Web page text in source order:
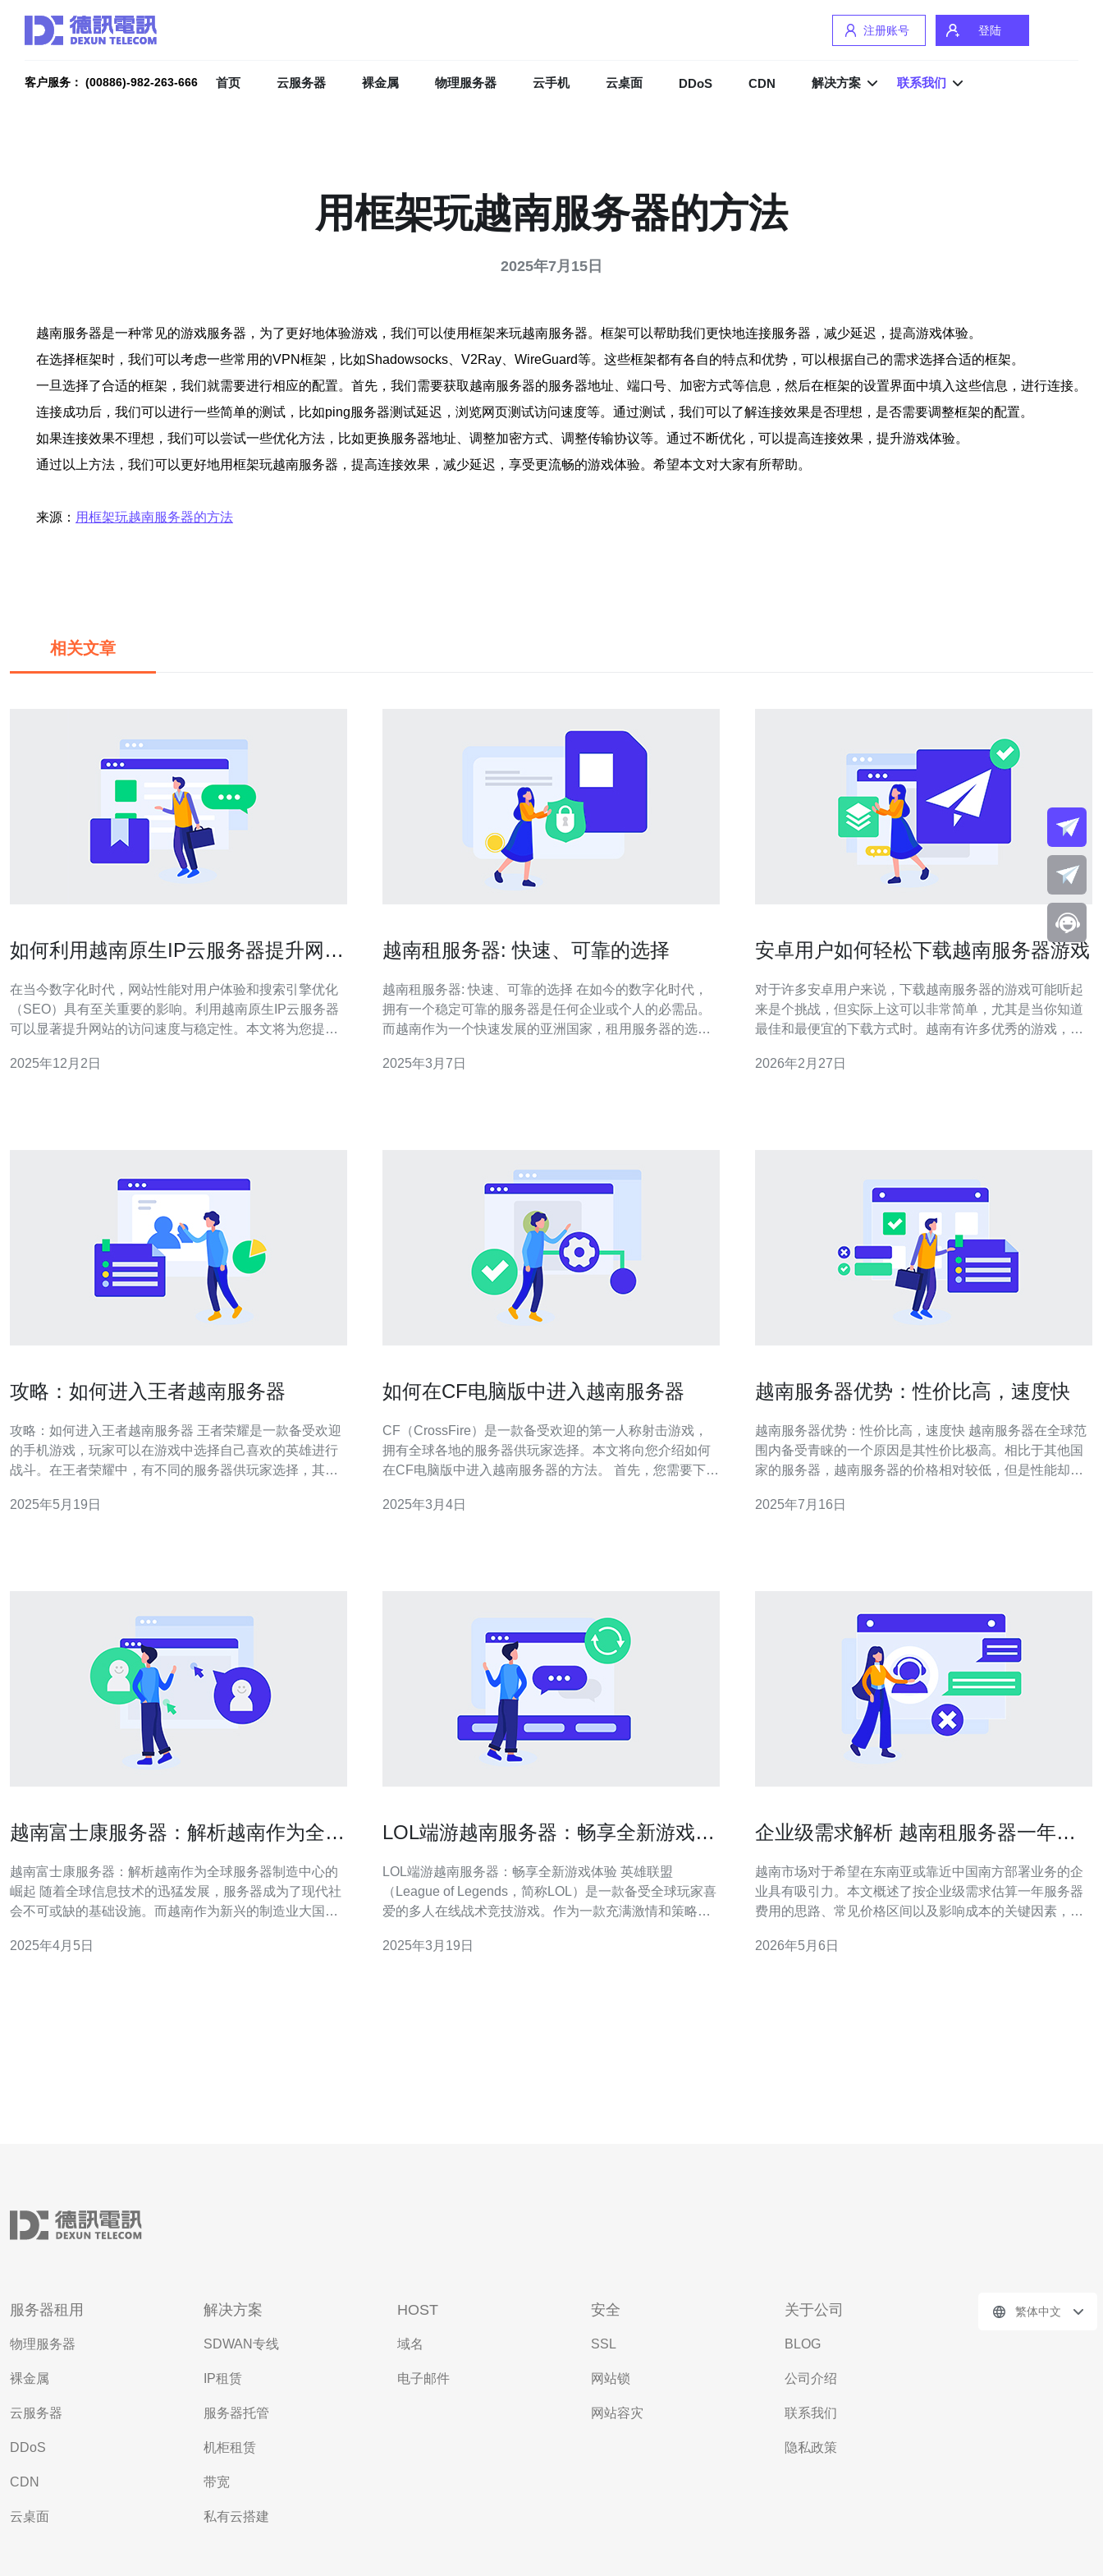
注册账号 登陆
客户服务： (00886)-982-263-666 首页 云服务器 裸金属 物理服务器 云手机 云桌面 DDoS CDN 解决方案 联系我们
用框架玩越南服务器的方法
2025年7月15日
越南服务器是一种常见的游戏服务器，为了更好地体验游戏，我们可以使用框架来玩越南服务器。框架可以帮助我们更快地连接服务器，减少延迟，提高游戏体验。
在选择框架时，我们可以考虑一些常用的VPN框架，比如Shadowsocks、V2Ray、WireGuard等。这些框架都有各自的特点和优势，可以根据自己的需求选择合适的框架。
一旦选择了合适的框架，我们就需要进行相应的配置。首先，我们需要获取越南服务器的服务器地址、端口号、加密方式等信息，然后在框架的设置界面中填入这些信息，进行连接。
连接成功后，我们可以进行一些简单的测试，比如ping服务器测试延迟，浏览网页测试访问速度等。通过测试，我们可以了解连接效果是否理想，是否需要调整框架的配置。
如果连接效果不理想，我们可以尝试一些优化方法，比如更换服务器地址、调整加密方式、调整传输协议等。通过不断优化，可以提高连接效果，提升游戏体验。
通过以上方法，我们可以更好地用框架玩越南服务器，提高连接效果，减少延迟，享受更流畅的游戏体验。希望本文对大家有所帮助。
来源： 用框架玩越南服务器的方法
相关文章
如何利用越南原生IP云服务器提升网站
在当今数字化时代，网站性能对用户体验和搜索引擎优化
（SEO）具有至关重要的影响。利用越南原生IP云服务器
可以显著提升网站的访问速度与稳定性。本文将为您提供
要分为几个部分，首先介绍越南原生IP云服务器的优势，
2025年12月2日
越南租服务器: 快速、可靠的选择
越南租服务器: 快速、可靠的选择 在如今的数字化时代，
拥有一个稳定可靠的服务器是任何企业或个人的必需品。
而越南作为一个快速发展的亚洲国家，租用服务器的选择
重要原因： 优越的地理位置：越南地处东南亚，靠近中国
2025年3月7日
安卓用户如何轻松下载越南服务器游戏
对于许多安卓用户来说，下载越南服务器的游戏可能听起
来是个挑战，但实际上这可以非常简单，尤其是当你知道
最佳和最便宜的下载方式时。越南有许多优秀的游戏，因
制，许多游戏在其他国家的商店中无法下载。因此，了解
2026年2月27日
攻略：如何进入王者越南服务器
攻略：如何进入王者越南服务器 王者荣耀是一款备受欢迎
的手机游戏，玩家可以在游戏中选择自己喜欢的英雄进行
战斗。在王者荣耀中，有不同的服务器供玩家选择，其中
进入这个服务器体验不同的游戏环境。 想要进入王者越南
2025年5月19日
如何在CF电脑版中进入越南服务器
CF（CrossFire）是一款备受欢迎的第一人称射击游戏，
拥有全球各地的服务器供玩家选择。本文将向您介绍如何
在CF电脑版中进入越南服务器的方法。 首先，您需要下载
“CF越南版电脑版下载”来找到可靠的下载链接。确保选择
2025年3月4日
越南服务器优势：性价比高，速度快
越南服务器优势：性价比高，速度快 越南服务器在全球范
围内备受青睐的一个原因是其性价比极高。相比于其他国
家的服务器，越南服务器的价格相对较低，但是性能却不
用户的首选。 越南服务器的另一个优势就是其快速的网
2025年7月16日
越南富士康服务器：解析越南作为全球
越南富士康服务器：解析越南作为全球服务器制造中心的
崛起 随着全球信息技术的迅猛发展，服务器成为了现代社
会不可或缺的基础设施。而越南作为新兴的制造业大国，
富士康服务器的崛起，并探讨越南作为全球服务器制造中
2025年4月5日
LOL端游越南服务器：畅享全新游戏体
LOL端游越南服务器：畅享全新游戏体验 英雄联盟
（League of Legends，简称LOL）是一款备受全球玩家喜
爱的多人在线战术竞技游戏。作为一款充满激情和策略的
各个地区的服务器供玩家选择。近年来，越南服务器逐渐
2025年3月19日
企业级需求解析 越南租服务器一年多
越南市场对于希望在东南亚或靠近中国南方部署业务的企
业具有吸引力。本文概述了按企业级需求估算一年服务器
费用的思路、常见价格区间以及影响成本的关键因素，并
（TCO）的实务步骤，帮助决策者以预算化、可量化的方
2026年5月6日
服务器租用
物理服务器
裸金属
云服务器
DDoS
CDN
云桌面
解决方案
SDWAN专线
IP租赁
服务器托管
机柜租赁
带宽
私有云搭建
HOST
域名
电子邮件
安全
SSL
网站锁
网站容灾
关于公司
BLOG
公司介绍
联系我们
隐私政策
繁体中文